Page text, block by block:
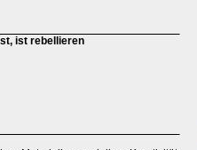
ist rebellieren